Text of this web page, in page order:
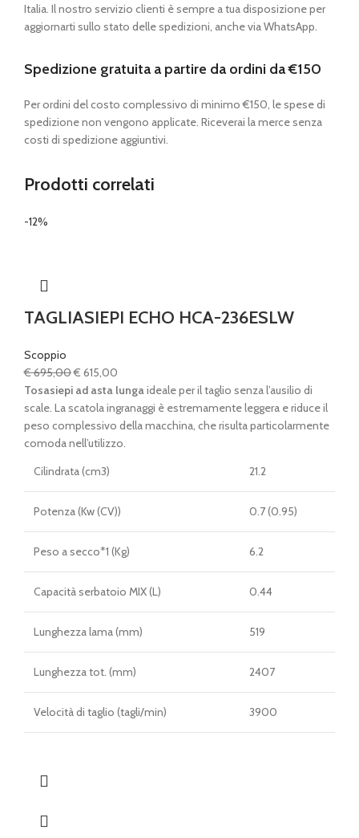
Italia. Il nostro servizio clienti è sempre a tua disposizione per
aggiornarti sullo stato delle spedizioni, anche via WhatsApp.
Spedizione gratuita a partire da ordini da €150
Per ordini del costo complessivo di minimo €150, le spese di
spedizione non vengono applicate. Riceverai la merce senza
costi di spedizione aggiuntivi.
Prodotti correlati
-12%
TAGLIASIEPI ECHO HCA-236ESLW
Scoppio
€695,00Il
prezzo
originale
era:
€ 695,00.
€ 615,00
prezzo
attuale
è:
€ 615,00.
Tosasiepi ad asta lungaideale per il taglio senza l’ausilio di
scale. La scatola ingranaggi è estremamente leggera e riduce il
peso complessivo della macchina, che risulta particolarmente
comoda nell’utilizzo.
Cilindrata (cm3)
21.2
Potenza (Kw (CV)) 0.7 (0.95)
Peso a secco*1 (Kg) 6.2
Capacità serbatoio MIX (L) 0.44
Lunghezza lama (mm) 519
Lunghezza tot. (mm) 2407
Velocità di taglio (tagli/min) 3900